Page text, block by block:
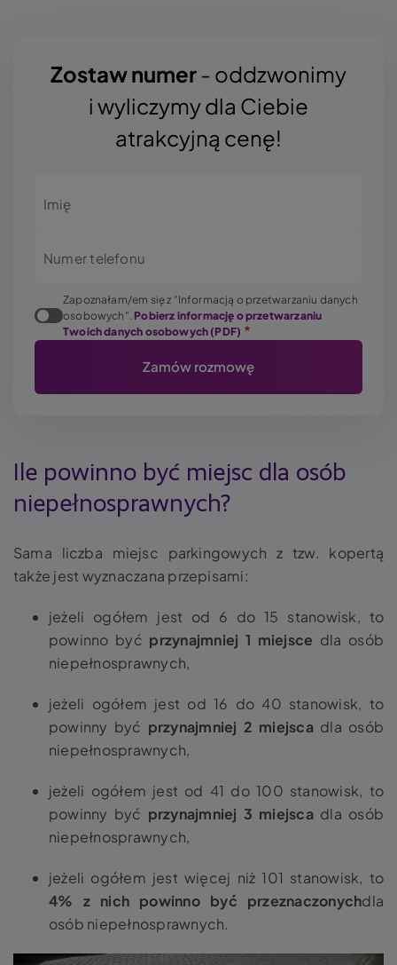
Zostaw numer- oddzwonimy
i wyliczymy dla Ciebie
atrakcyjną cenę!
Imię
Numer telefonu
Zapoznałam/em się z "Informacją o przetwarzaniu danych
osobowych". Pobierz informację o przetwarzaniu
Twoich danych osobowych (PDF)
Ile powinno być miejsc dla osób
niepełnosprawnych?
Sama liczba miejsc parkingowych z tzw. kopertą
także jest wyznaczana przepisami:
jeżeli ogółem jest od 6 do 15 stanowisk, to
powinno być przynajmniej 1 miejsce dla osób
niepełnosprawnych,
jeżeli ogółem jest od 16 do 40 stanowisk, to
powinny być przynajmniej 2 miejscadla osób
niepełnosprawnych,
jeżeli ogółem jest od 41 do 100 stanowisk, to
powinny być przynajmniej 3 miejscadla osób
niepełnosprawnych,
jeżeli ogółem jest więcej niż 101 stanowisk, to
4% z nich powinno być przeznaczonychdla
osób niepełnosprawnych.